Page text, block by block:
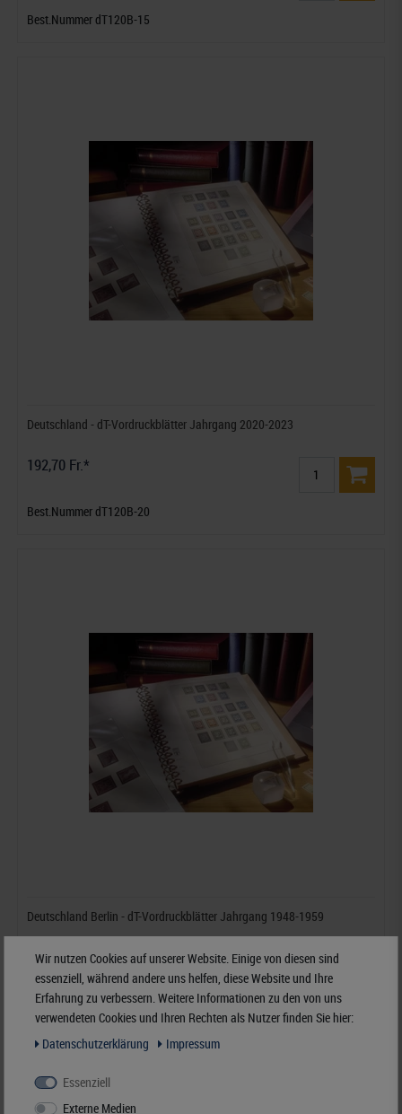
Best.Nummer dT120B-15
Deutschland - dT-Vordruckblätter Jahrgang 2020-2023
192,70 Fr.*
Best.Nummer dT120B-20
Deutschland Berlin - dT-Vordruckblätter Jahrgang 1948-1959
65,80 Fr.*
Best.Nummer dT120C-48
Wir nutzen Cookies auf unserer Website. Einige von diesen sind
essenziell, während andere uns helfen, diese Website und Ihre
Erfahrung zu verbessern. Weitere Informationen zu den von uns
verwendeten Cookies und Ihren Rechten als Nutzer finden Sie hier:
Daten­schutz­erklärung
Impressum
Essenziell
Externe Medien